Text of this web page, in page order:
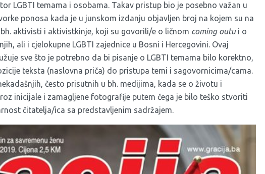
LGBTI temama i osobama. Takav pristup bio je posebno važan u
ponosa kada je u junskom izdanju objavljen broj na kojem su na
bh. aktivisti i aktivistkinje, koji su govorili/e o ličnom coming outui o
ali i cjelokupne LGBTI zajednice u Bosni i Hercegovini. Ovaj
sve što je potrebno da bi pisanje o LGBTI temama bilo korektno,
teksta (naslovna priča) do pristupa temi i sagovornicima/cama.
često prisutnih u bh. medijima, kada se o životu i
inicijale i zamagljene fotografije putem čega je bilo teško stvoriti
čitatelja/ica sa predstavljenim sadržajem.